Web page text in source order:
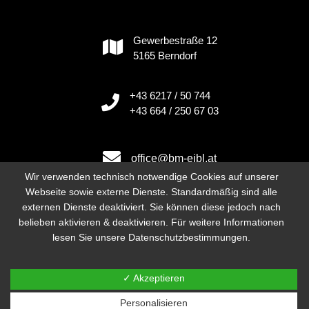
Gewerbestraße 12
5165 Berndorf
+43 6217 / 50 744
+43 664 / 250 67 03
office@bm-eibl.at
Instagram
WordPress
Wir verwenden technisch notwendige Cookies auf unserer
Webseite sowie externe Dienste. Standardmäßig sind alle
externen Dienste deaktiviert. Sie können diese jedoch nach
belieben aktivieren & deaktivieren. Für weitere Informationen
lesen Sie unsere Datenschutzbestimmungen.
✓ Akzeptieren
Personalisieren